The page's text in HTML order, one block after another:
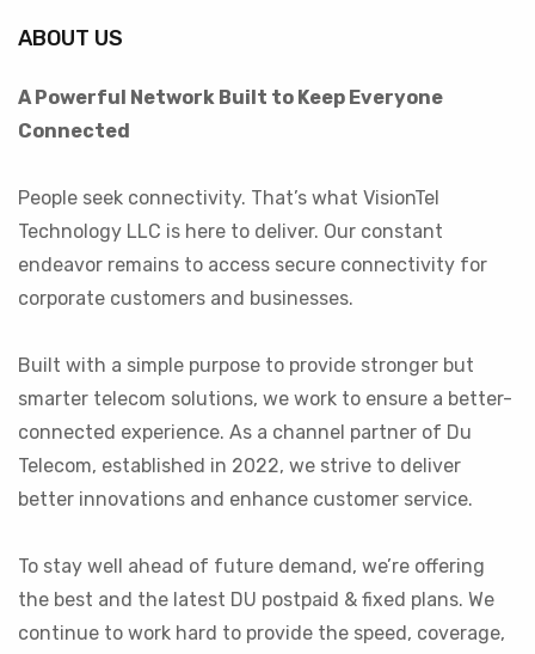
ABOUT US
A Powerful Network Built to Keep Everyone
Connected
People seek connectivity. That’s what VisionTel
Technology LLC is here to deliver. Our constant
endeavor remains to access secure connectivity for
corporate customers and businesses.
Built with a simple purpose to provide stronger but
smarter telecom solutions, we work to ensure a better-
connected experience. As a channel partner of Du
Telecom, established in 2022, we strive to deliver
better innovations and enhance customer service.
To stay well ahead of future demand, we’re offering
the best and the latest DU postpaid & fixed plans. We
continue to work hard to provide the speed, coverage,